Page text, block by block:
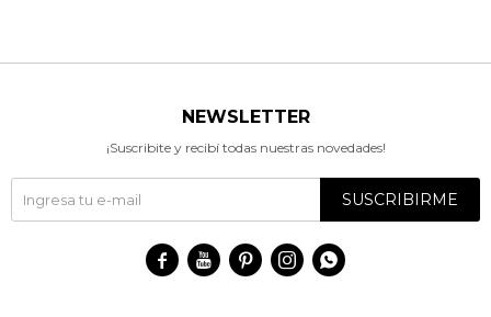
NEWSLETTER
¡Suscribite y recibí todas nuestras novedades!
SUSCRIBIRME
    